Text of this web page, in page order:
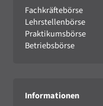
Fachkräftebörse
Lehrstellenbörse
Praktikumsbörse
Betriebsbörse
Informationen